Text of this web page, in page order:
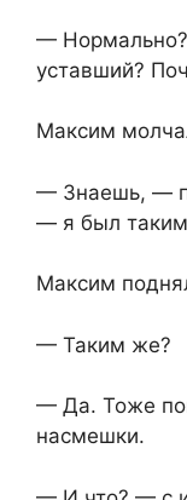
— Нормально?
уставший?
Максим
— Знаешь, —
— я был
Максим
— Таким же?
— Да. Тоже
насмешки.